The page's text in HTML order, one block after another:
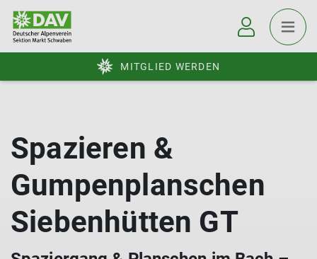
MITGLIED WERDEN
Spazieren &
Gumpenplanschen
Siebenhütten GT